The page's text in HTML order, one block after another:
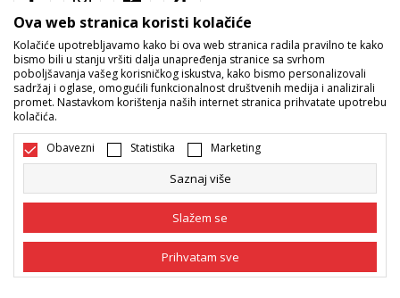
Bosna i Hercegovina Promijenite
Nastojimo da budemo što precizniji u opisu proizvoda, prikazu slika i
samih cijena, ali ne možemo garantovati da su sve informacije kompletne
i bez grešaka. Svi artikli prikazani na sajtu su dio naše ponude i ne
Ova web stranica koristi kolačiće
Kolačiće upotrebljavamo kako bi ova web stranica radila pravilno te kako
bismo bili u stanju vršiti dalja unapređenja stranice sa svrhom
poboljšavanja vašeg korisničkog iskustva, kako bismo personalizovali
sadržaj i oglase, omogućili funkcionalnost društvenih medija i analizirali
promet. Nastavkom korištenja naših internet stranica prihvatate upotrebu
kolačića.
Obavezni Statistika Marketing
Saznaj više
Slažem se
Prihvatam sve